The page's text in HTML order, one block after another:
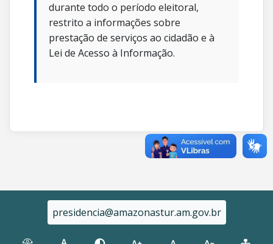
durante todo o período eleitoral,
restrito a informações sobre
prestação de serviços ao cidadão e à
Lei de Acesso à Informação.
presidencia@amazonastur.am.gov.br